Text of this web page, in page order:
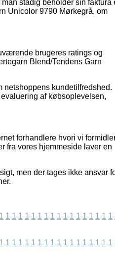
stadig beholder sin faktura
Unicolor 9790 Mørkegrå, om
brugeres ratings og
Blend/Tendens Garn
netshoppens kundetilfredshed.
af købsoplevelsen,
forhandlere hvori vi
fra vores hjemmeside laver en
men der tages ikke ansvar
1 1 1 1 1 1 1 1 1 1 1 1 1 1 1 1 1 1
1 1 1 1 1 1 1 1 1 1 1 1 1 1 1 1 1 1